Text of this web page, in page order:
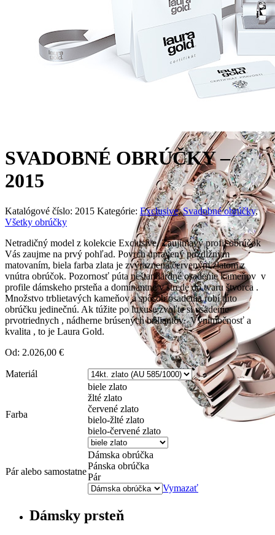
SVADOBNÉ OBRÚČKY –
2015
Katalógové číslo: 2015 Kategórie: Exclusive, Svadobné obrúčky,
Všetky obrúčky
Netradičný model z kolekcie Exclusive. Zaujímavý profil obrúčok
Vás zaujme na prvý pohľad. Povrch upravený pozdĺžnym
matovaním, biela farba zlata je zvýraznená červeným zlatom z
vnútra obrúčok. Pozornosť púta neštandardné osadenie kameňov v
profile dámskeho prsteňa a dominantne v strede do tvaru štvorca .
Množstvo trblietavých kameňov a spôsob osadenia robí túto
obrúčku jedinečnú. Ak túžite po luxuse zvoľte si osadenie
prvotriednych , nádherne brúsených briliantov. Výnimočnosť a
kvalita , to je Laura Gold.
Od: 2.026,00 €
Materiál
Farba
biele zlato
žlté zlato
červené zlato
bielo-žlté zlato
bielo-červené zlato
Pár alebo samostatne
Dámska obrúčka
Pánska obrúčka
Pár
Vymazať
Dámsky prsteň